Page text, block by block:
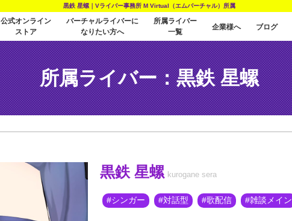
黒鉄 星螺｜Vライバー事務所 M Virtual（エムバーチャル）所属
公式オンライン
ストア
バーチャルライバーに
なりたい方へ
所属ライバー
一覧
企業様へ ブログ
所属ライバー：黒鉄 星螺
黒鉄 星螺 kurogane sera
シンガー 対話型 歌配信 雑談メイン